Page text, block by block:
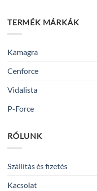
TERMÉK MÁRKÁK
Kamagra
Cenforce
Vidalista
P-Force
RÓLUNK
Szállítás és fizetés
Kacsolat